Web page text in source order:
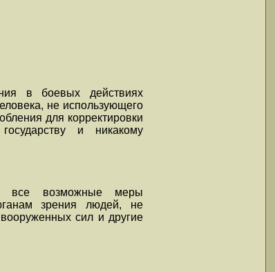
в боевых действиях
не использующего
для корректировки
и никакому
все возможные меры
зрения людей, не
сил и другие